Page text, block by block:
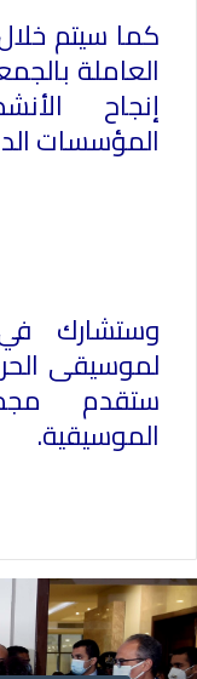
كما سيتم
العاملة
إنجاح
المؤسسات
وستشارك
لموسيقى
ستقدم
الموسيقية.